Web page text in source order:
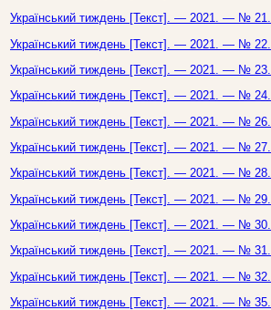
Український тиждень [Текст]. — 2021. — № 21.
Український тиждень [Текст]. — 2021. — № 22.
Український тиждень [Текст]. — 2021. — № 23.
Український тиждень [Текст]. — 2021. — № 24.
Український тиждень [Текст]. — 2021. — № 26.
Український тиждень [Текст]. — 2021. — № 27.
Український тиждень [Текст]. — 2021. — № 28.
Український тиждень [Текст]. — 2021. — № 29.
Український тиждень [Текст]. — 2021. — № 30.
Український тиждень [Текст]. — 2021. — № 31.
Український тиждень [Текст]. — 2021. — № 32.
Український тиждень [Текст]. — 2021. — № 35.